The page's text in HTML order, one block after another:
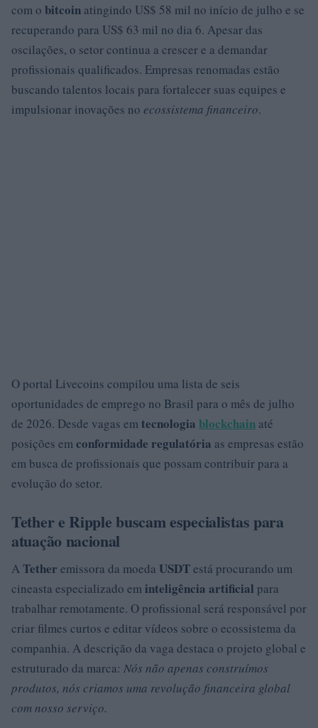
com o bitcoin atingindo US$ 58 mil no início de julho e se
recuperando para US$ 63 mil no dia 6. Apesar das
oscilações, o setor continua a crescer e a demandar
profissionais qualificados. Empresas renomadas estão
buscando talentos locais para fortalecer suas equipes e
impulsionar inovações no ecossistema financeiro.
O portal Livecoins compilou uma lista de seis
oportunidades de emprego no Brasil para o mês de julho
de 2026. Desde vagas emtecnologia blockchain até
posições emconformidade regulatória as empresas estão
em busca de profissionais que possam contribuir para a
evolução do setor.
Tether e Ripple buscam especialistas para
atuação nacional
ATether emissora da moeda USDTestá procurando um
cineasta especializado eminteligência artificial para
trabalhar remotamente. O profissional será responsável por
criar filmes curtos e editar vídeos sobre o ecossistema da
companhia. A descrição da vaga destaca o projeto global e
estruturado da marca: Nós não apenas construímos
produtos, nós criamos uma revolução financeira global
com nosso serviço.